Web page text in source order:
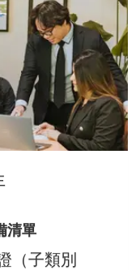
清單
（子類別